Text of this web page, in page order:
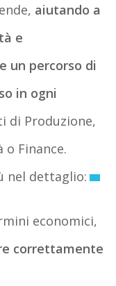
aiutando a
e
un percorso di
in ogni
di Produzione,
Finance.
nel dettaglio:
economici,
correttamente